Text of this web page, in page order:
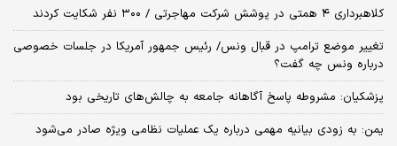
کلاهبرداری ۴ همتی در پوشش شرکت مهاجرتی / ۳۰۰ نفر شکایت کردند
تغییر موضع ترامپ در قبال ونس/ رئیس جمهور آمریکا در جلسات خصوصی
درباره ونس چه گفت؟
پزشکیان: مشروطه پاسخ آگاهانه جامعه به چالش‌های تاریخی بود
یمن: به زودی بیانیه مهمی درباره یک عملیات نظامی ویژه صادر می‌شود